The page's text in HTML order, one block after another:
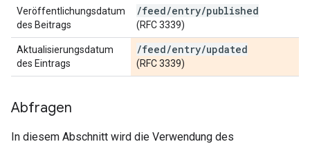
Veröffentlichungsdatum
des Beitrags
/feed/entry/published
(RFC 3339)
Aktualisierungsdatum
des Eintrags
/feed/entry/updated
(RFC 3339)
Abfragen
In diesem Abschnitt wird die Verwendung des